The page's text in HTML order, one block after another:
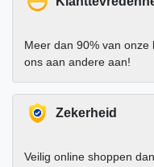
Meer dan 90% van
ons aan andere aan!
Zekerheid
Veilig online shoppen